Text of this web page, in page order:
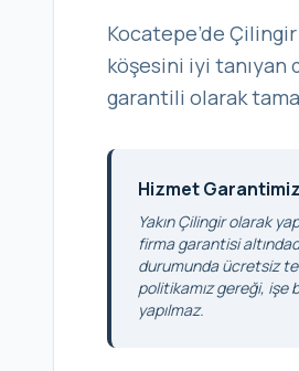
Kocatepe’de
köşesini iyi tanıyan
garantili olarak
Hizmet Garantimiz
Yakın Çilingir olarak
firma garantisi
durumunda ücretsiz
politikamız gereği, işe
yapılmaz.